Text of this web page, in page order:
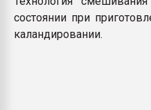
состоянии при
каландировании.